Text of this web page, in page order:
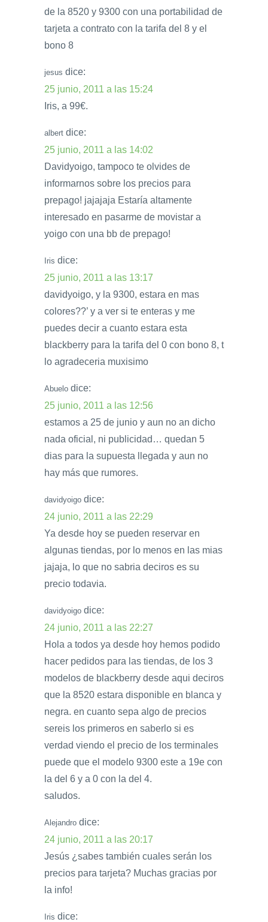
de la 8520 y 9300 con una portabilidad de
tarjeta a contrato con la tarifa del 8 y el
bono 8
jesus dice:
25 junio, 2011 a las 15:24
Iris, a 99€.
albert dice:
25 junio, 2011 a las 14:02
Davidyoigo, tampoco te olvides de
informarnos sobre los precios para
prepago! jajajaja Estaría altamente
interesado en pasarme de movistar a
yoigo con una bb de prepago!
Iris dice:
25 junio, 2011 a las 13:17
davidyoigo, y la 9300, estara en mas
colores??’ y a ver si te enteras y me
puedes decir a cuanto estara esta
blackberry para la tarifa del 0 con bono 8, t
lo agradeceria muxisimo
Abuelo dice:
25 junio, 2011 a las 12:56
estamos a 25 de junio y aun no an dicho
nada oficial, ni publicidad… quedan 5
dias para la supuesta llegada y aun no
hay más que rumores.
davidyoigo dice:
24 junio, 2011 a las 22:29
Ya desde hoy se pueden reservar en
algunas tiendas, por lo menos en las mias
jajaja, lo que no sabria deciros es su
precio todavia.
davidyoigo dice:
24 junio, 2011 a las 22:27
Hola a todos ya desde hoy hemos podido
hacer pedidos para las tiendas, de los 3
modelos de blackberry desde aqui deciros
que la 8520 estara disponible en blanca y
negra. en cuanto sepa algo de precios
sereis los primeros en saberlo si es
verdad viendo el precio de los terminales
puede que el modelo 9300 este a 19e con
la del 6 y a 0 con la del 4.
saludos.
Alejandro dice:
24 junio, 2011 a las 20:17
Jesús ¿sabes también cuales serán los
precios para tarjeta? Muchas gracias por
la info!
Iris dice: